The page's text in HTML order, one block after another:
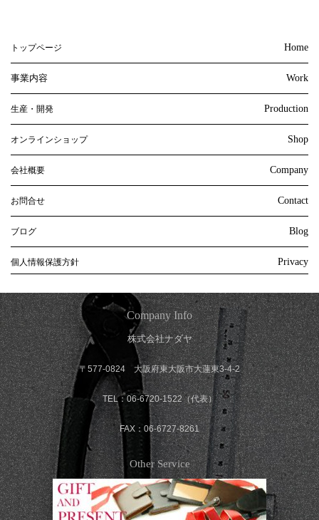
トップページ Home
事業内容 Work
生産・開発 Production
オンラインショップ Shop
会社概要 Company
お問合せ Contact
ブログ Blog
個人情報保護方針 Privacy
Company Info
株式会社ナダヤ
〒577-0824 大阪府東大阪市大蓮東3-4-2
TEL：06-6720-1522（代表）
FAX：06-6727-8261
Other Service